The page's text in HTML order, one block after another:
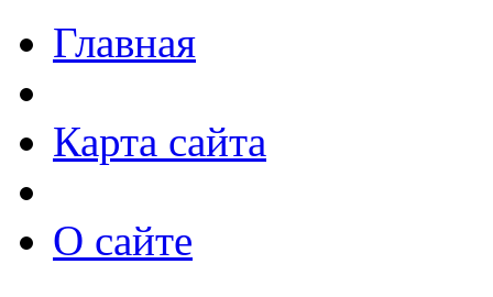
Главная
Карта сайта
О сайте